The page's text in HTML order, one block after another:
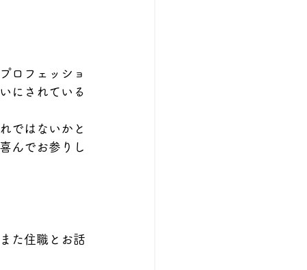
ロフェッショ
にされている
ではないかと
んでお参りし
た住職とお話